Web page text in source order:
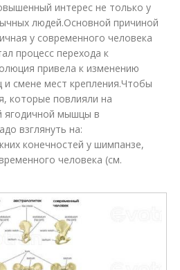
интерес не только у
людей.Основной причиной
у современного человека
процесс перехода к
привела к изменению
смене мест крепления.Чтобы
которые повлияли на
мышцы в
взглянуть на:
конечностей у шимпанзе,
человека (см.